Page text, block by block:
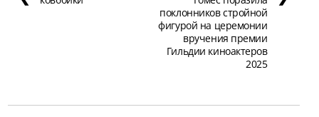
поклонников стройной
фигурой на церемонии
вручения премии
Гильдии киноактеров
2025